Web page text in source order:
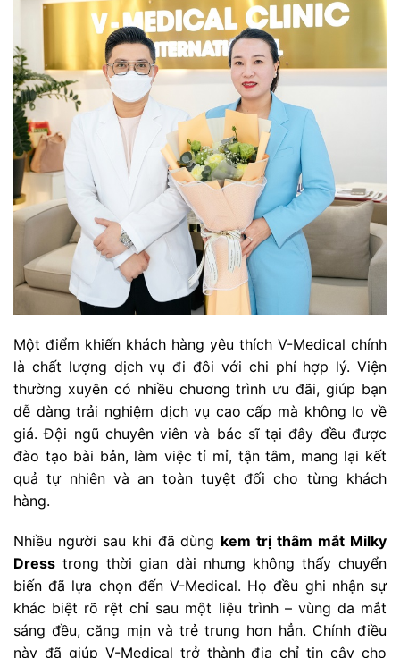
Một điểm khiến khách hàng yêu thích V-Medical chính
là chất lượng dịch vụ đi đôi với chi phí hợp lý. Viện
thường xuyên có nhiều chương trình ưu đãi, giúp bạn
dễ dàng trải nghiệm dịch vụ cao cấp mà không lo về
giá. Đội ngũ chuyên viên và bác sĩ tại đây đều được
đào tạo bài bản, làm việc tỉ mỉ, tận tâm, mang lại kết
quả tự nhiên và an toàn tuyệt đối cho từng khách
hàng.
Nhiều người sau khi đã dùng kem trị thâm mắt Milky
Dress trong thời gian dài nhưng không thấy chuyển
biến đã lựa chọn đến V-Medical. Họ đều ghi nhận sự
khác biệt rõ rệt chỉ sau một liệu trình – vùng da mắt
sáng đều, căng mịn và trẻ trung hơn hẳn. Chính điều
này đã giúp V-Medical trở thành địa chỉ tin cậy cho